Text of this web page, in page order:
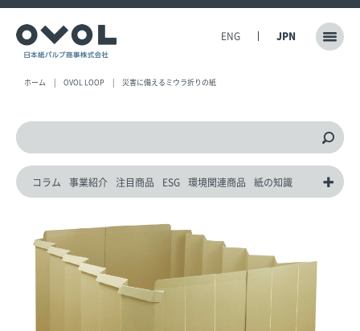
ENG JPN
ホーム OVOL LOOP 災害に備えるミウラ折りの紙
コラム 事業紹介 注目商品 ESG 環境関連商品 紙の知識